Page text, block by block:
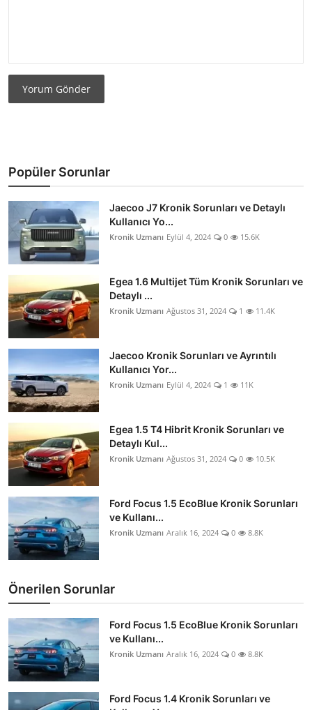
Yorum Gönder
Popüler Sorunlar
Jaecoo J7 Kronik Sorunları ve Detaylı
Kullanıcı Yo...
Kronik Uzmanı Eylül 4, 2024 0 15.6K
Egea 1.6 Multijet Tüm Kronik Sorunları ve
Detaylı ...
Kronik Uzmanı Ağustos 31, 2024 1 11.4K
Jaecoo Kronik Sorunları ve Ayrıntılı
Kullanıcı Yor...
Kronik Uzmanı Eylül 4, 2024 1 11K
Egea 1.5 T4 Hibrit Kronik Sorunları ve
Detaylı Kul...
Kronik Uzmanı Ağustos 31, 2024 0 10.5K
Ford Focus 1.5 EcoBlue Kronik Sorunları
ve Kullanı...
Kronik Uzmanı Aralık 16, 2024 0 8.8K
Önerilen Sorunlar
Ford Focus 1.5 EcoBlue Kronik Sorunları
ve Kullanı...
Kronik Uzmanı Aralık 16, 2024 0 8.8K
Ford Focus 1.4 Kronik Sorunları ve